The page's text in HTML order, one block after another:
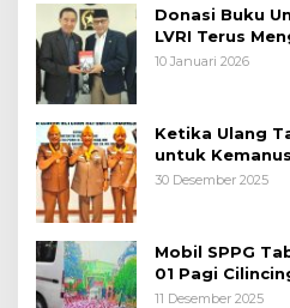
Donasi Buku
LVRI Terus
10 Januari 2026
Ketika Ulang
untuk
30 Desember 2025
Mobil SPPG
01 Pagi
11 Desember 2025